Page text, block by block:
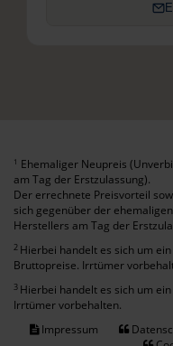
1 Ehemaliger Neupreis
am Tag der Erstzulassung).
Der errechnete Preisvorteil
sich gegenüber der
Herstellers am Tag der
2 Hierbei handelt es sich um
Bruttopreise. Irrtümer
3 Hierbei handelt es sich um
Irrtümer vorbehalten.
Impressum